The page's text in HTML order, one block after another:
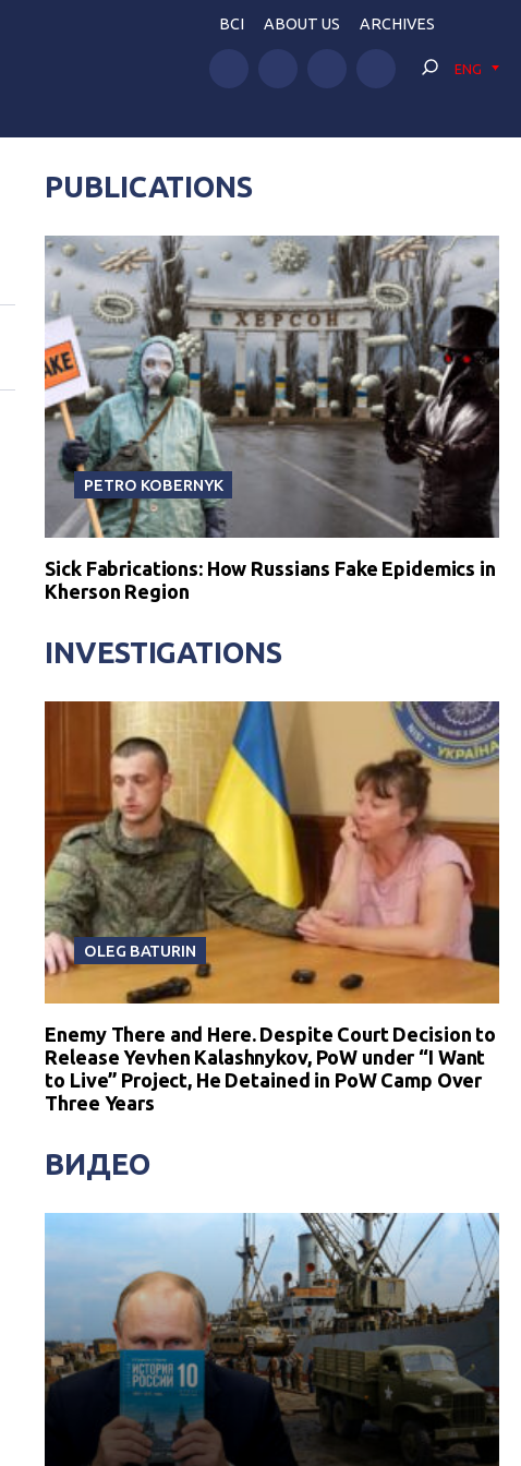
BCI ABOUT US ARCHIVES
ENG
PUBLICATIONS
PETRO KOBERNYK
Sick Fabrications: How Russians Fake Epidemics in
Kherson Region
INVESTIGATIONS
OLEG BATURIN
Enemy There and Here. Despite Court Decision to
Release Yevhen Kalashnykov, PoW under “I Want
to Live” Project, He Detained in PoW Camp Over
Three Years
ВИДЕО